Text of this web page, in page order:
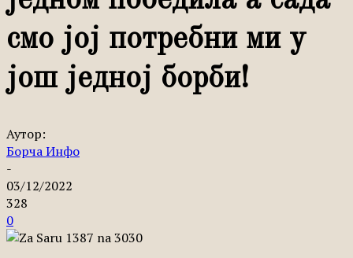
смо јој потребни ми у
још једној борби!
Аутор:
Борча Инфо
-
03/12/2022
328
0